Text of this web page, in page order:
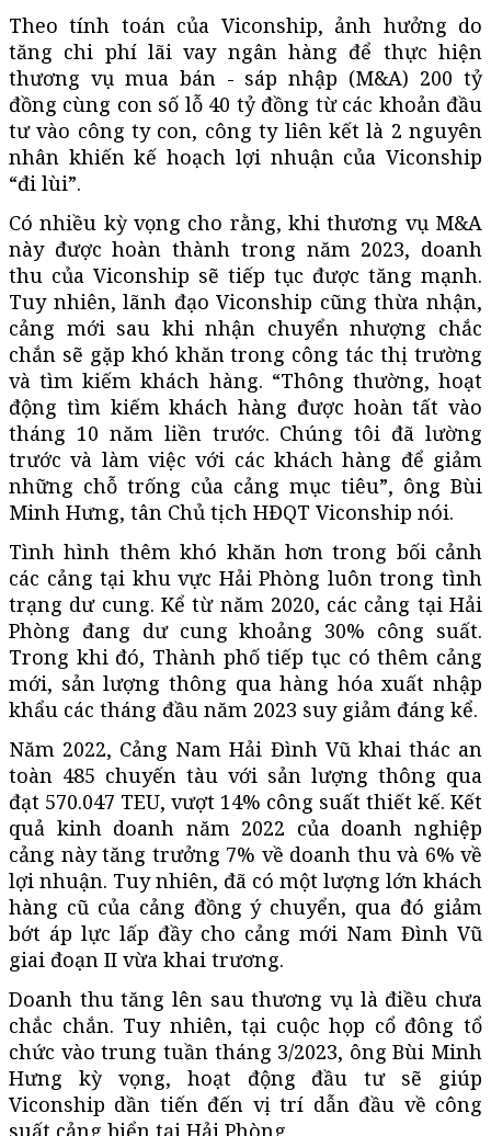
Theo tính toán của Viconship, ảnh hưởng do
tăng chi phí lãi vay ngân hàng để thực hiện
thương vụ mua bán - sáp nhập (M&A) 200 tỷ
đồng cùng con số lỗ 40 tỷ đồng từ các khoản đầu
tư vào công ty con, công ty liên kết là 2 nguyên
nhân khiến kế hoạch lợi nhuận của Viconship
“đi lùi”.
Có nhiều kỳ vọng cho rằng, khi thương vụ M&A
này được hoàn thành trong năm 2023, doanh
thu của Viconship sẽ tiếp tục được tăng mạnh.
Tuy nhiên, lãnh đạo Viconship cũng thừa nhận,
cảng mới sau khi nhận chuyển nhượng chắc
chắn sẽ gặp khó khăn trong công tác thị trường
và tìm kiếm khách hàng. “Thông thường, hoạt
động tìm kiếm khách hàng được hoàn tất vào
tháng 10 năm liền trước. Chúng tôi đã lường
trước và làm việc với các khách hàng để giảm
những chỗ trống của cảng mục tiêu”, ông Bùi
Minh Hưng, tân Chủ tịch HĐQT Viconship nói.
Tình hình thêm khó khăn hơn trong bối cảnh
các cảng tại khu vực Hải Phòng luôn trong tình
trạng dư cung. Kể từ năm 2020, các cảng tại Hải
Phòng đang dư cung khoảng 30% công suất.
Trong khi đó, Thành phố tiếp tục có thêm cảng
mới, sản lượng thông qua hàng hóa xuất nhập
khẩu các tháng đầu năm 2023 suy giảm đáng kể.
Năm 2022, Cảng Nam Hải Đình Vũ khai thác an
toàn 485 chuyến tàu với sản lượng thông qua
đạt 570.047 TEU, vượt 14% công suất thiết kế. Kết
quả kinh doanh năm 2022 của doanh nghiệp
cảng này tăng trưởng 7% về doanh thu và 6% về
lợi nhuận. Tuy nhiên, đã có một lượng lớn khách
hàng cũ của cảng đồng ý chuyển, qua đó giảm
bớt áp lực lấp đầy cho cảng mới Nam Đình Vũ
giai đoạn II vừa khai trương.
Doanh thu tăng lên sau thương vụ là điều chưa
chắc chắn. Tuy nhiên, tại cuộc họp cổ đông tổ
chức vào trung tuần tháng 3/2023, ông Bùi Minh
Hưng kỳ vọng, hoạt động đầu tư sẽ giúp
Viconship dần tiến đến vị trí dẫn đầu về công
suất cảng biển tại Hải Phòng.